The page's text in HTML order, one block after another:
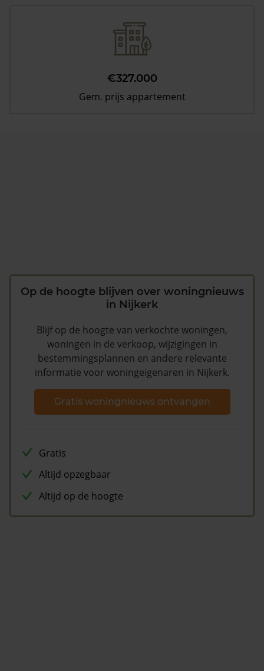
€327.000
Gem. prijs appartement
Op de hoogte blijven over woningnieuws
in Nijkerk
Blijf op de hoogte van verkochte woningen,
woningen in de verkoop, wijzigingen in
bestemmingsplannen en andere relevante
informatie voor woningeigenaren in Nijkerk.
Gratis woningnieuws ontvangen
Gratis
Altijd opzegbaar
Altijd op de hoogte